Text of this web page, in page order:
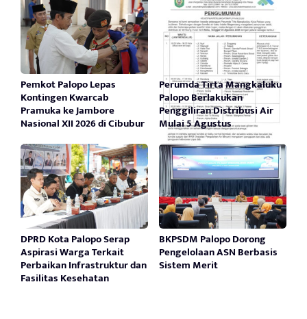
Pemkot Palopo Lepas
Kontingen Kwarcab
Pramuka ke Jambore
Nasional XII 2026 di Cibubur
Perumda Tirta Mangkaluku
Palopo Berlakukan
Penggiliran Distribusi Air
Mulai 5 Agustus
DPRD Kota Palopo Serap
Aspirasi Warga Terkait
Perbaikan Infrastruktur dan
Fasilitas Kesehatan
BKPSDM Palopo Dorong
Pengelolaan ASN Berbasis
Sistem Merit